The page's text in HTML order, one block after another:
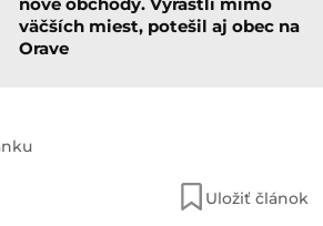
väčších miest, potešil aj obec na
Orave
Uložiť článok